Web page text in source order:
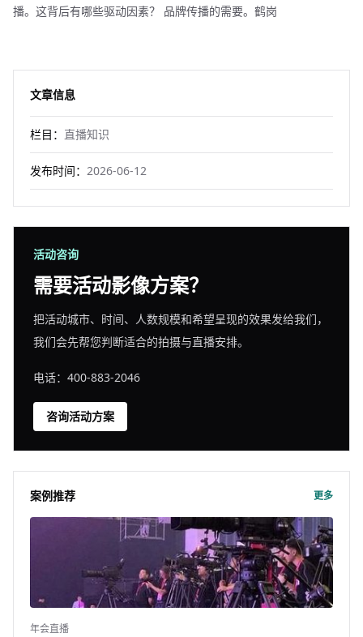
播。这背后有哪些驱动因素？ 品牌传播的需要。鹤岗
文章信息
栏目： 直播知识
发布时间： 2026-06-12
活动咨询
需要活动影像方案？
把活动城市、时间、人数规模和希望呈现的效果发给我们，
我们会先帮您判断适合的拍摄与直播安排。
电话：400-883-2046
咨询活动方案
案例推荐 更多
年会直播